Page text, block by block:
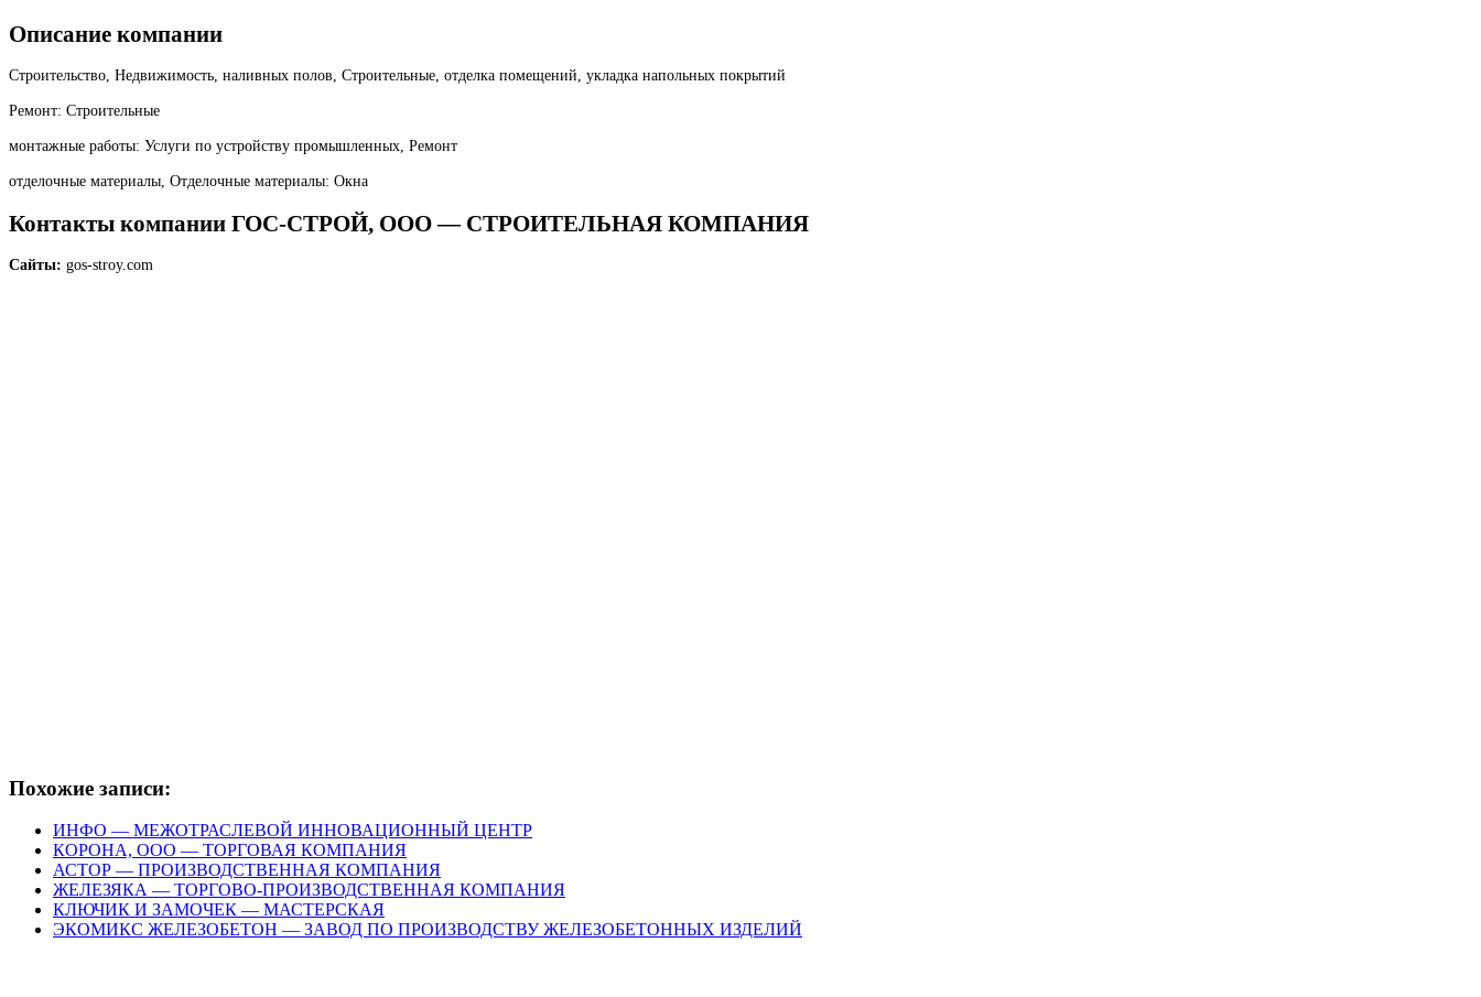
Описание компании
Строительство, Недвижимость, наливных полов, Строительные, отделка помещений, укладка напольных покрытий
Ремонт: Строительные
монтажные работы: Услуги по устройству промышленных, Ремонт
отделочные материалы, Отделочные материалы: Окна
Контакты компании ГОС-СТРОЙ, ООО — СТРОИТЕЛЬНАЯ КОМПАНИЯ
Сайты: gos-stroy.com
Похожие записи:
ИНФО — МЕЖОТРАСЛЕВОЙ ИННОВАЦИОННЫЙ ЦЕНТР
КОРОНА, ООО — ТОРГОВАЯ КОМПАНИЯ
АСТОР — ПРОИЗВОДСТВЕННАЯ КОМПАНИЯ
ЖЕЛЕЗЯКА — ТОРГОВО-ПРОИЗВОДСТВЕННАЯ КОМПАНИЯ
КЛЮЧИК И ЗАМОЧЕК — МАСТЕРСКАЯ
ЭКОМИКС ЖЕЛЕЗОБЕТОН — ЗАВОД ПО ПРОИЗВОДСТВУ ЖЕЛЕЗОБЕТОННЫХ ИЗДЕЛИЙ